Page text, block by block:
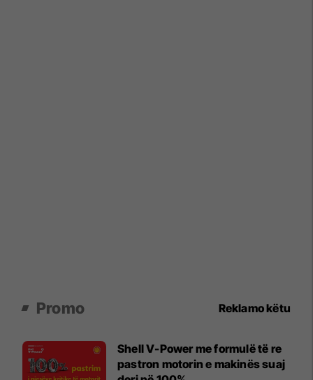
Promo Reklamo këtu
Shell V-Power me formulë të re
pastron motorin e makinës suaj